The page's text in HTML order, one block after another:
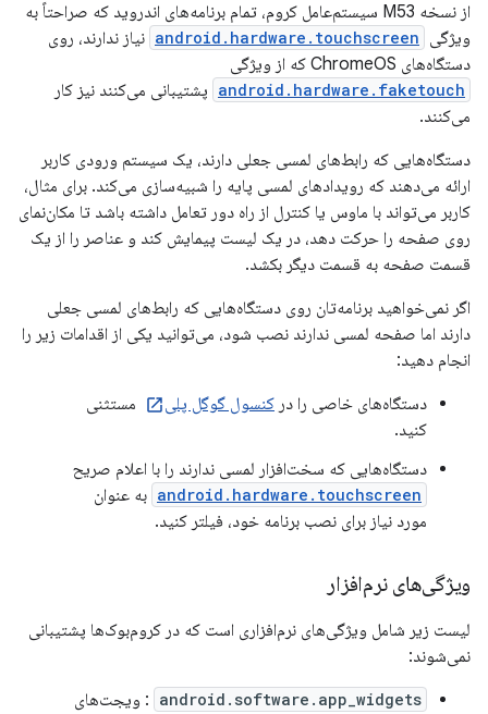
از نسخه M53 سیستم‌عامل کروم، تمام برنامه‌های اندروید که صراحتاً به
ویژگی android.hardware.touchscreen نیاز ندارند، روی
دستگاه‌های ChromeOS که از ویژگی
android.hardware.faketouch پشتیبانی می‌کنند نیز کار
می‌کنند.
دستگاه‌هایی که رابط‌های لمسی جعلی دارند، یک سیستم ورودی کاربر
ارائه می‌دهند که رویدادهای لمسی پایه را شبیه‌سازی می‌کند. برای مثال،
کاربر می‌تواند با ماوس یا کنترل از راه دور تعامل داشته باشد تا مکان‌نمای
روی صفحه را حرکت دهد، در یک لیست پیمایش کند و عناصر را از یک
قسمت صفحه به قسمت دیگر بکشد.
اگر نمی‌خواهید برنامه‌تان روی دستگاه‌هایی که رابط‌های لمسی جعلی
دارند اما صفحه لمسی ندارند نصب شود، می‌توانید یکی از اقدامات زیر را
انجام دهید:
دستگاه‌های خاصی را در کنسول گوگل پلی
مستثنی
کنید.
دستگاه‌هایی که سخت‌افزار لمسی ندارند را با اعلام صریح
android.hardware.touchscreen به عنوان
مورد نیاز برای نصب برنامه خود، فیلتر کنید.
ویژگی‌های نرم‌افزار
لیست زیر شامل ویژگی‌های نرم‌افزاری است که در کروم‌بوک‌ها پشتیبانی
نمی‌شوند:
android.software.app_widgets : ویجت‌های